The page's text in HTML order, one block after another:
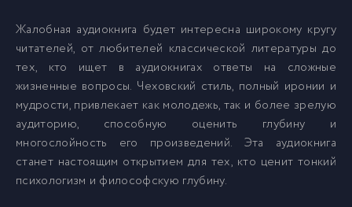
Жалобная аудиокнига будет интересна широкому кругу
читателей, от любителей классической литературы до
тех, кто ищет в аудиокнигах ответы на сложные
жизненные вопросы. Чеховский стиль, полный иронии и
мудрости, привлекает как молодежь, так и более зрелую
аудиторию, способную оценить глубину и
многослойность его произведений. Эта аудиокнига
станет настоящим открытием для тех, кто ценит тонкий
психологизм и философскую глубину.